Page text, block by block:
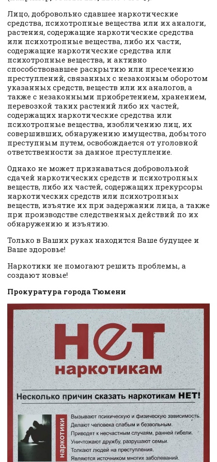
Лицо, добровольно сдавшее наркотические
средства, психотропные вещества или их аналоги,
растения, содержащие наркотические средства
или психотропные вещества, либо их части,
содержащие наркотические средства или
психотропные вещества, и активно
способствовавшее раскрытию или пресечению
преступлений, связанных с незаконным оборотом
указанных средств, веществ или их аналогов, а
также с незаконными приобретением, хранением,
перевозкой таких растений либо их частей,
содержащих наркотические средства или
психотропные вещества, изобличению лиц, их
совершивших, обнаружению имущества, добытого
преступным путем, освобождается от уголовной
ответственности за данное преступление.
Однако не может признаваться добровольной
сдачей наркотических средств и психотропных
веществ, либо их частей, содержащих прекурсоры
наркотических средств или психотропных
веществ, изъятие их при задержании лица, а также
при производстве следственных действий по их
обнаружению и изъятию.
Только в Ваших руках находится Ваше будущее и
Ваше здоровье!
Наркотики не помогают решить проблемы, а
создают новые!
Прокуратура города Тюмени